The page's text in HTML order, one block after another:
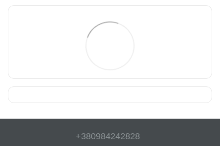
+380984242828